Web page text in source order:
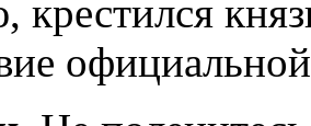
крестился